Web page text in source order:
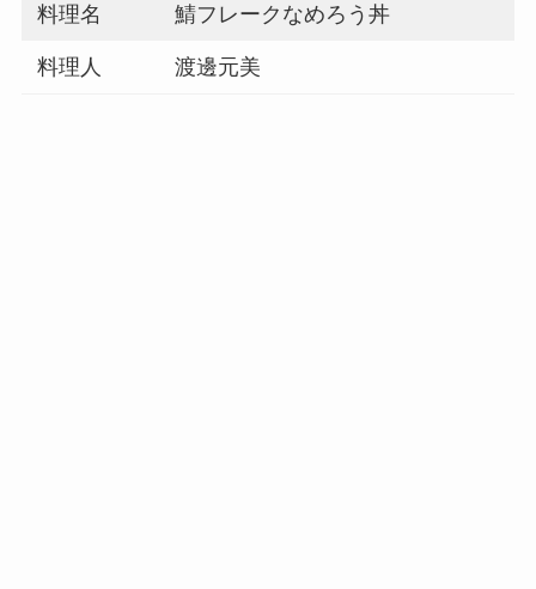
料理名 鯖フレークなめろう丼
料理人 渡邊元美